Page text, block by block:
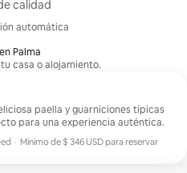
calidad
automática
Palma
casa o alojamiento.
paella y guarniciones típicas
para una experiencia auténtica.
· Mínimo de $ 346 USD para reservar